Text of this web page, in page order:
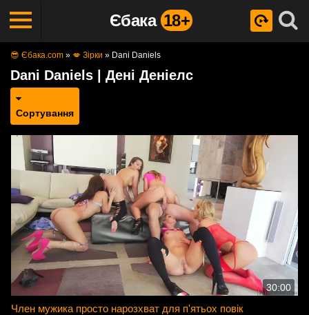
Єбака 18+
😎 Єбака.com » 💋 Зірки » Dani Daniels
Dani Daniels | Дені Деніелс
Сортування
30:00
Член мужика просто нарозхват для п'ятьох повік